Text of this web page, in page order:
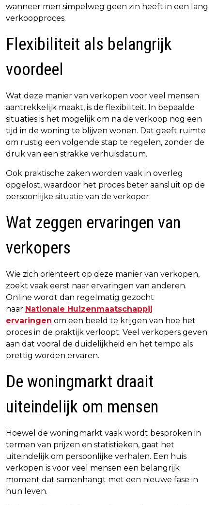
wanneer men simpelweg geen zin heeft in een lang
verkoopproces.
Flexibiliteit als belangrijk
voordeel
Wat deze manier van verkopen voor veel mensen
aantrekkelijk maakt, is de flexibiliteit. In bepaalde
situaties is het mogelijk om na de verkoop nog een
tijd in de woning te blijven wonen. Dat geeft ruimte
om rustig een volgende stap te regelen, zonder de
druk van een strakke verhuisdatum.
Ook praktische zaken worden vaak in overleg
opgelost, waardoor het proces beter aansluit op de
persoonlijke situatie van de verkoper.
Wat zeggen ervaringen van
verkopers
Wie zich oriënteert op deze manier van verkopen,
zoekt vaak eerst naar ervaringen van anderen.
Online wordt dan regelmatig gezocht
naar Nationale Huizenmaatschappij
ervaringen om een beeld te krijgen van hoe het
proces in de praktijk verloopt. Veel verkopers geven
aan dat vooral de duidelijkheid en het tempo als
prettig worden ervaren.
De woningmarkt draait
uiteindelijk om mensen
Hoewel de woningmarkt vaak wordt besproken in
termen van prijzen en statistieken, gaat het
uiteindelijk om persoonlijke verhalen. Een huis
verkopen is voor veel mensen een belangrijk
moment dat samenhangt met een nieuwe fase in
hun leven.